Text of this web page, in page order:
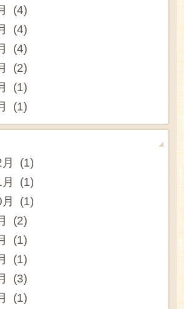
(4)
(4)
(4)
(2)
(1)
(1)
月 (1)
月 (1)
月 (1)
(2)
(1)
(1)
(3)
(1)